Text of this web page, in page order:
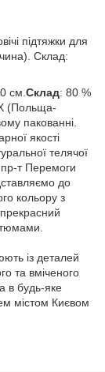
підтяжки для
Склад:
см. Склад: 80 %
(Польща-
пакованні.
якості
телячої
т Перемоги
до
кольору з
із деталей
та вміченого
в будь-яке
містом Києвом